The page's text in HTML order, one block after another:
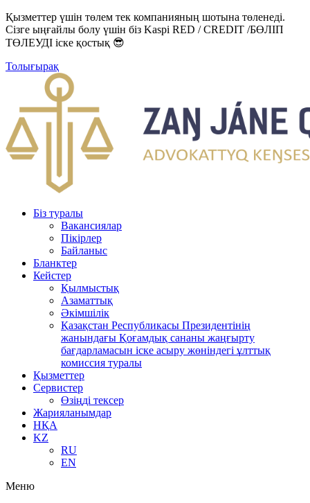
Қызметтер үшін төлем тек компанияның шотына төленеді.
Сізге ыңғайлы болу үшін біз Kaspi RED / CREDIT /БӨЛІП
ТӨЛЕУДІ іске қостық 😎
Толығырақ
Біз туралы
Вакансиялар
Пікірлер
Байланыс
Бланктер
Кейстер
Қылмыстық
Азаматтық
Әкімшілік
Қазақстан Республикасы Президентінің
жанындағы Қоғамдық сананы жаңғырту
бағдарламасын іске асыру жөніндегі ұлттық
комиссия туралы
Қызметтер
Сервистер
Өзіңді тексер
Жарияланымдар
НҚА
KZ
RU
EN
Меню